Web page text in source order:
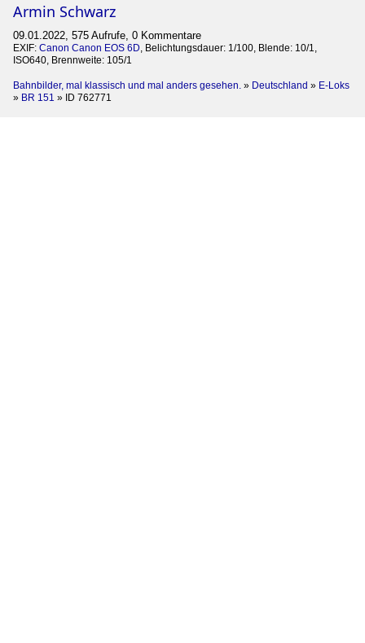
Armin Schwarz
09.01.2022, 575 Aufrufe, 0 Kommentare
EXIF: Canon Canon EOS 6D , Belichtungsdauer: 1/100, Blende: 10/1,
ISO640, Brennweite: 105/1
Bahnbilder, mal klassisch und mal anders gesehen. » Deutschland » E-Loks
» BR 151 » ID 762771